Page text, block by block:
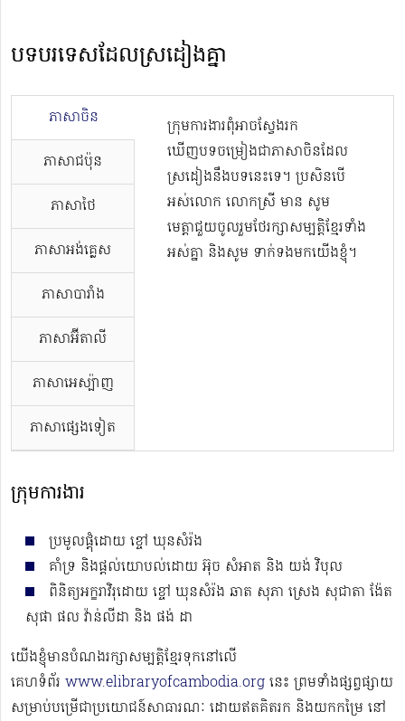
បទបរទេសដែលស្រដៀងគ្នា
ភាសាចិន
ភាសាជប៉ុន
ភាសាថៃ
ភាសាអង់គ្លេស
ភាសាបារាំង
ភាសាអ៊ីតាលី
ភាសាអេស្ប៉ាញ
ភាសាផ្សេងទៀត
ក្រុមការងារពុំអាចស្វែងរក
ឃើញបទចម្រៀងជាភាសាចិនដែល
ស្រដៀងនឹងបទនេះទេ។ ប្រសិនបើ
អស់លោក លោកស្រី មាន សូម
មេត្តាជួយចូលរួមថែរក្សាសម្បត្តិខ្មែរទាំង
អស់គ្នា និងសូម ទាក់ទងមកយើងខ្ញុំ។
ក្រុមការងារ
ប្រមូលផ្តុំដោយ ខ្ចៅ ឃុនសំរ៉ង
គាំទ្រ និងផ្ដល់យោបល់ដោយ អ៊ុច សំអាត និង យង់ វិបុល
ពិនិត្យអក្ខរាវិរុដោយ ខ្ចៅ ឃុនសំរ៉ង ឆាត សុភា ស្រេង សុជាតា ង៉ែត
សុផា ផល វ៉ាន់លីដា និង ផង់ ដា
យើងខ្ញុំមានបំណងរក្សាសម្បត្តិខ្មែរទុកនៅលើ
គេហទំព័រ www.elibraryofcambodia.org នេះ ព្រមទាំងផ្សព្វផ្សាយ
សម្រាប់បម្រើជាប្រយោជន៍សាធារណៈ ដោយឥតគិតរក និងយកកម្រៃ នៅ